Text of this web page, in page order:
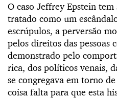
O caso Jeffrey Epstein
tratado como um
escrúpulos, a perversão
pelos direitos das pessoas
demonstrado pelo
rica, dos políticos venais,
se congregava em torno
coisa falta para que esta